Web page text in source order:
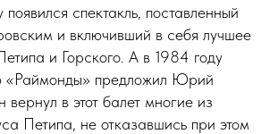
появился спектакль, поставленный
и включивший в себя лучшее
и Горского. А в 1984 году
«Раймонды» предложил Юрий
вернул в этот балет многие из
Петипа, не отказавшись при этом